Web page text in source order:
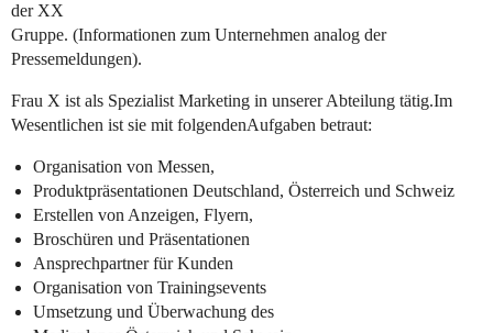
der XX
Gruppe. (Informationen zum Unternehmen analog der
Pressemeldungen).
Frau X ist als Spezialist Marketing in unserer Abteilung tätig.Im
Wesentlichen ist sie mit folgendenAufgaben betraut:
Organisation von Messen,
Produktpräsentationen Deutschland, Österreich und Schweiz
Erstellen von Anzeigen, Flyern,
Broschüren und Präsentationen
Ansprechpartner für Kunden
Organisation von Trainingsevents
Umsetzung und Überwachung des